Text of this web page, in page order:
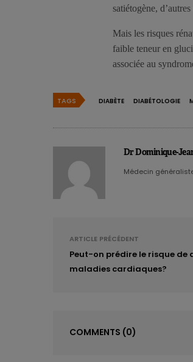
satiétogène,
Mais les risques
faible teneur en
associée au
TAGS DIABÈTE DIABÉTOLOGIE
Dr Dominique-
Médecin
ARTICLE PRÉCÉDENT
Peut-on prédire le risque de
maladies cardiaques?
COMMENTS (0)